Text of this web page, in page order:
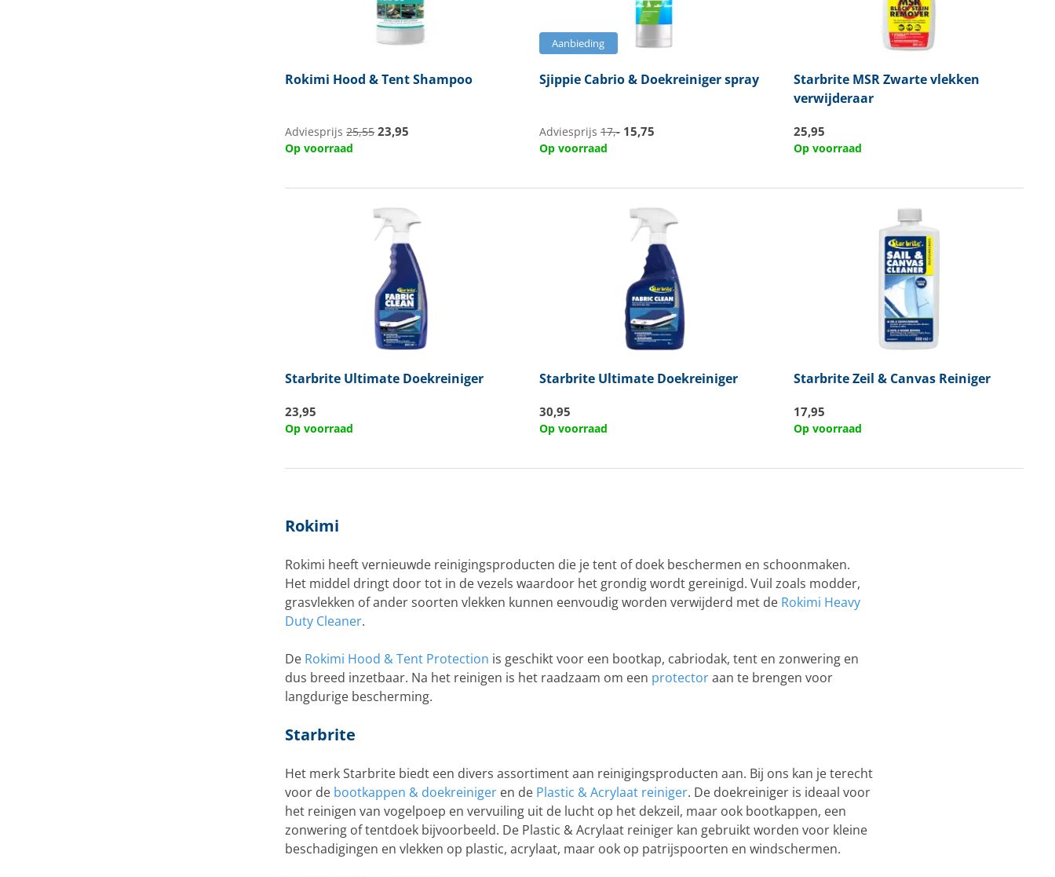
Rokimi Hood & Tent Shampoo
Adviesprijs25,55 23,95
Op voorraad
Aanbieding
SjippieCabrio & Doekreiniger spray
Adviesprijs 17,- 15,75
Op voorraad
StarbriteMSR Zwarte vlekken
verwijderaar
25,95
Op voorraad
Starbrite Ultimate Doekreiniger
23,95
Op voorraad
StarbriteUltimate Doekreiniger
30,95
Op voorraad
StarbriteZeil & Canvas Reiniger
17,95
Op voorraad
Rokimi
Rokimi heeft vernieuwde reinigingsproducten die je tent of doek beschermen en schoonmaken.
Het middel dringt door tot in de vezels waardoor het grondig wordt gereinigd. Vuil zoals modder,
grasvlekken of ander soorten vlekken kunnen eenvoudig worden verwijderd met de Rokimi Heavy
Duty Cleaner.
De Rokimi Hood & Tent Protection is geschikt voor een bootkap, cabriodak, tent en zonwering en
dus breed inzetbaar. Na het reinigen is het raadzaam om een protectoraan te brengen voor
langdurige bescherming.
Starbrite
Het merk Starbrite biedt een divers assortiment aan reinigingsproducten aan. Bij ons kan je terecht
voor de bootkappen & doekreiniger en de Plastic & Acrylaat reiniger. De doekreiniger is ideaal voor
het reinigen van vogelpoep en vervuiling uit de lucht op het dekzeil, maar ook bootkappen, een
zonwering of tentdoek bijvoorbeeld. De Plastic & Acrylaat reiniger kan gebruikt worden voor kleine
beschadigingen en vlekken op plastic, acrylaat, maar ook op patrijspoorten en windschermen.